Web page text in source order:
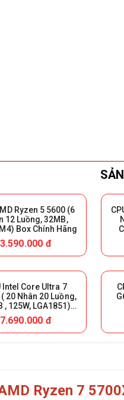
Ryzen 5 5600 (6
12 Luồng, 32MB,
Box Chính Hãng
3.590.000 đ
Intel Core Ultra 7
( 20 Nhân 20 Luồng,
, 125W, LGA1851)
Tray New (FV)
7.690.000 đ
Ryzen 7